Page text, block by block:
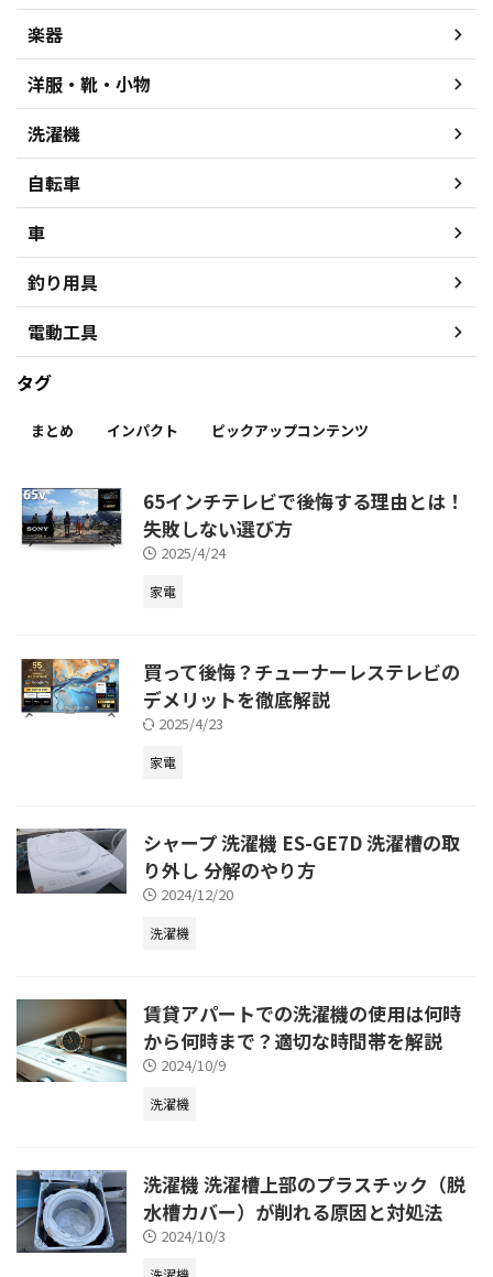
楽器
洋服・靴・小物
洗濯機
自転車
車
釣り用具
電動工具
タグ
まとめ インパクト ピックアップコンテンツ
65インチテレビで後悔する理由とは！
失敗しない選び方
2025/4/24
家電
買って後悔？チューナーレステレビの
デメリットを徹底解説
2025/4/23
家電
シャープ 洗濯機 ES-GE7D 洗濯槽の取
り外し 分解のやり方
2024/12/20
洗濯機
賃貸アパートでの洗濯機の使用は何時
から何時まで？適切な時間帯を解説
2024/10/9
洗濯機
洗濯機 洗濯槽上部のプラスチック（脱
水槽カバー）が削れる原因と対処法
2024/10/3